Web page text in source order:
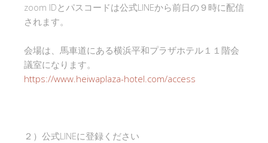
zoom IDとパスコードは公式LINEから前日の９時に配信
されます。
会場は、馬車道にある横浜平和プラザホテル１１階会
議室になります。
https://www.heiwaplaza-hotel.com/access
２）公式LINEに登録ください